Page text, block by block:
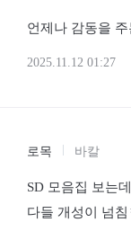
언제나 감동을
2025.11.12 01:27
로목 바칼
SD 모음집 보는
다들 개성이 넘침